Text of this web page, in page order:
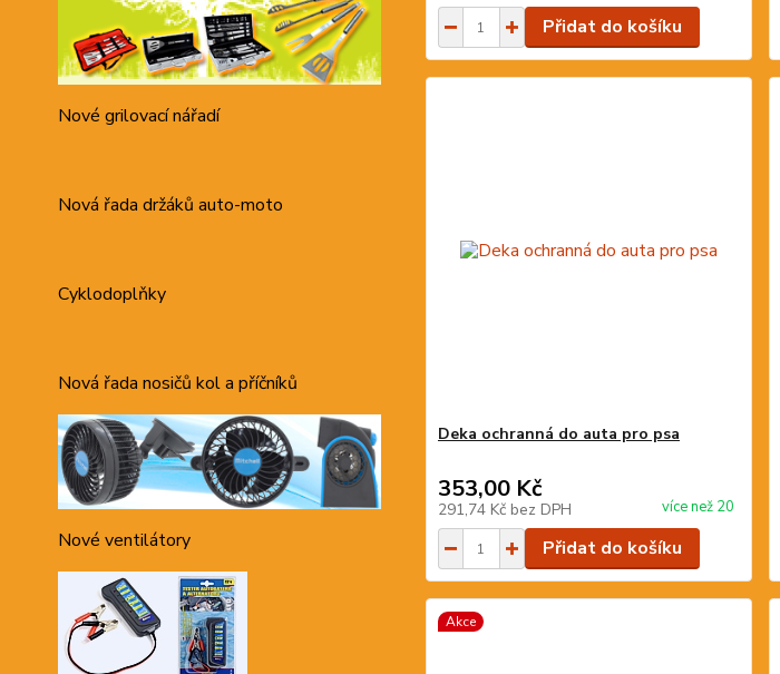
Nové grilovací nářadí
Nová řada držáků auto-moto
Cyklodoplňky
Nová řada nosičů kol a příčníků
Nové ventilátory
Přidat do košíku
Deka ochranná do auta pro psa
353,00 Kč
291,74 Kč bez DPH více než 20
Přidat do košíku
Akce